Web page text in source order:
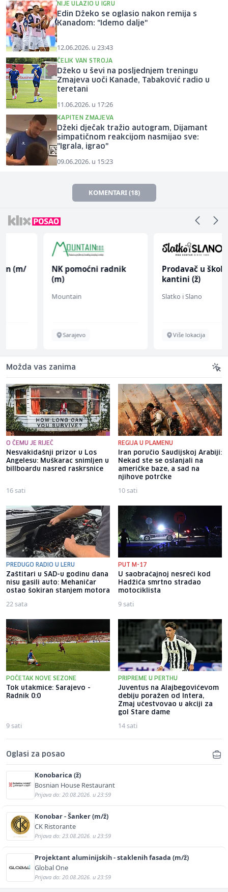
NIJE ULAZIO U IGRU
Edin Džeko se oglasio nakon remija s
Kanadom: "Idemo dalje"
12.06.2026. u 23:43
ČELIK VAN STROJA
Džeko u ševi na posljednjem treningu
Zmajeva uoči Kanade, Tabaković radio u
teretani
11.06.2026. u 17:26
KAPITEN ZMAJEVA
Džeki dječak tražio autogram, Dijamant
simpatičnom reakcijom nasmijao sve:
"Igrala, igrao"
09.06.2026. u 15:23
KOMENTARI (18)
NK pomoćni radnik
Prodavač u školskoj
kantini (ž)
Slatko i Slano
Više lokacija
Možda vas zanima
O ČEMU JE RIJEČ
Nesvakidašnji prizor u Los
Angelesu: Muškarac snimljen u
billboardu nasred raskrsnice
16 sati
REGIJA U PLAMENU
Iran poručio Saudijskoj Arabiji:
Nekad ste se oslanjali na
američke baze, a sad na
njihove potrčke
10 sati
PREDUGO RADIO U LERU
Zaštitari u SAD-u godinu dana
nisu gasili auto: Mehaničar
ostao šokiran stanjem motora
22 sata
PUT M-17
U saobraćajnoj nesreći kod
Hadžića smrtno stradao
motociklista
9 sati
POČETAK NOVE SEZONE
Tok utakmice: Sarajevo -
Radnik 0:0
9 sati
PRIPREME U PERTHU
Juventus na Alajbegovićevom
debiju poražen od Intera,
Zmaj učestvovao u akciji za
gol Stare dame
14 sati
Oglasi za posao
Konobarica (ž)
Bosnian House Restaurant
Prijava do: 20.08.2026. u 23:59
Konobar - Šanker (m/ž)
CK Ristorante
Prijava do: 23.08.2026. u 23:59
Projektant aluminijskih - staklenih fasada (m/ž)
Global One
Prijava do: 20.08.2026. u 23:59